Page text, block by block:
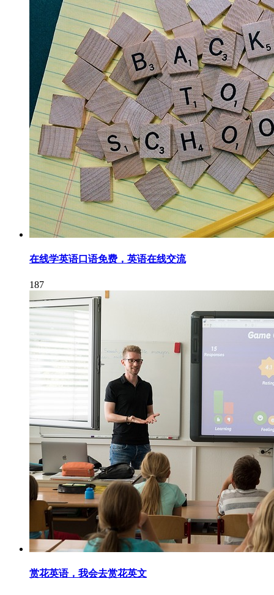
在线学英语口语免费，英语在线交流
187
赏花英语，我会去赏花英文